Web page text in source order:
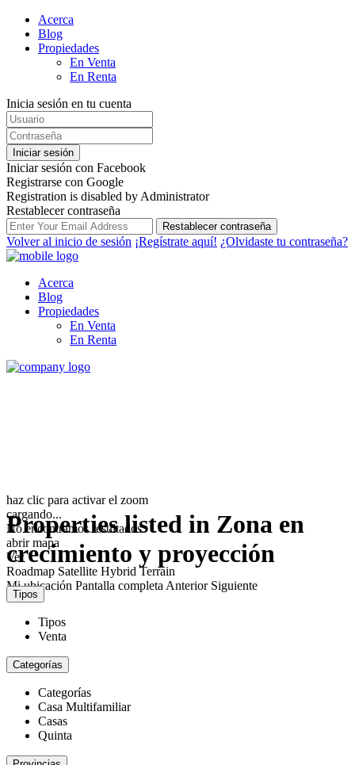
Acerca
Blog
Propiedades
En Venta
En Renta
Inicia sesión en tu cuenta
Iniciar sesión
Iniciar sesión con Facebook
Registrarse con Google
Registration is disabled by Administrator
Restablecer contraseña
Restablecer contraseña
Volver al inicio de sesión ¡Regístrate aquí! ¿Olvidaste tu contraseña?
Acerca
Blog
Propiedades
En Venta
En Renta
haz clic para activar el zoom
cargando...
No encontramos resultados
abrir mapa
Ver
Roadmap Satellite Hybrid Terrain
Mi ubicación Pantalla completa Anterior Siguiente
Properties listed in Zona en
crecimiento y proyección
Tipos
Tipos
Venta
Categorías
Categorías
Casa Multifamiliar
Casas
Quinta